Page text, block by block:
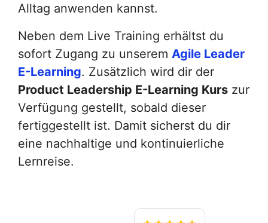
Alltag anwenden kannst.
Neben dem Live Training erhältst du
sofort Zugang zu unserem Agile Leader
E-Learning. Zusätzlich wird dir der
Product Leadership E-Learning Kurs zur
Verfügung gestellt, sobald dieser
fertiggestellt ist. Damit sicherst du dir
eine nachhaltige und kontinuierliche
Lernreise.